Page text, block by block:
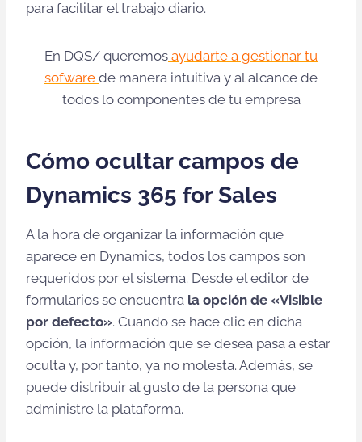
para facilitar el trabajo diario.
En DQS/ queremos ayudarte a gestionar tu
sofware de manera intuitiva y al alcance de
todos lo componentes de tu empresa
Cómo ocultar campos de
Dynamics 365 for Sales
A la hora de organizar la información que
aparece en Dynamics, todos los campos son
requeridos por el sistema. Desde el editor de
formularios se encuentra la opción de «Visible
por defecto». Cuando se hace clic en dicha
opción, la información que se desea pasa a estar
oculta y, por tanto, ya no molesta. Además, se
puede distribuir al gusto de la persona que
administre la plataforma.